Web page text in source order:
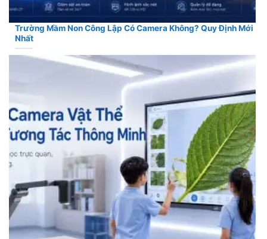
Trường Mầm Non Công Lập Có Camera Không? Quy Định Mới
Nhất